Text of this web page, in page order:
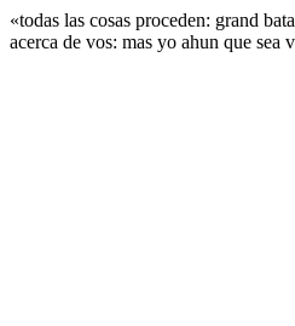
«todas las cosas proceden: grand
acerca de vos: mas yo ahun que sea